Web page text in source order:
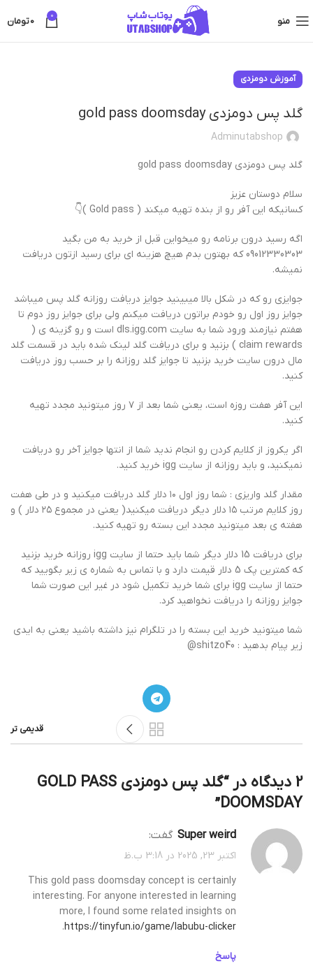
منو 0
0تومان
آموزش دومزدی
گلد پس دومزدی gold pass doomsday
Adminutabshop
گلد پس دومزدی gold pass doomsday
سلام دوستان عزیز
کسانیکه این آفر رو از بنده تهیه میکند ( Gold pass )👇
اگه رسید درون برنامه رو میخواین قبل از خرید به من بگید
09012330303 که بهتون بدم هیچ هزینه ای برای رسید ازتون دریافت
نمیشه.
جوایزی رو که در شکل بالا میبینید جوایز دریافت روزانه گلد پس میباشد
جوایز روز اول رو خودم براتون دریافت میکنم ولی برای جوایز روز دوم تا
هفتم نیازمند ورود شما به سایت dls.igg.com است و رو گزینه ی (
claim rewards ) بزنید و برای دریافت گلد لینک شده باید در قسمت گلد
مال درون سایت خرید بزنید تا جوایز گلد روزانه را بر حسب روز دریافت
کنید.
این آفر هفت روزه است، یعنی شما بعد از ۷ روز میتونید مجدد تهیه
کنید.
اگر یکروز از کلایم کردن رو انجام ندید شما از انتها جوایز آخر رو دریافت
نمیکنید، و باید روزانه از سایت igg خرید کنید.
مقدار گلد واریزی : شما روز اول ۱۰ دلار گلد دریافت میکنید و در طی هفت
روز کلایم مرتب ۱۵ دلار دیگر دریافت میکنید( یعنی در مجموع ۲۵ دلار ) و
هفته ی بعد میتونید مجدد این بسته رو تهیه کنید.
برای دریافت 15 دلار دیگر شما باید حتما از سایت igg روزانه خرید بزنید
که کمترین پک 5 دلار قیمت دارد و با تماس به شماره ی زیر بگویید که
حتما از سایت igg برای شما خرید تکمیل شود در غیر این صورت شما
جوایز روزانه را دریافت نخواهید کرد.
شما میتونید خرید این بسته را در تلگرام نیز داشته باشید یعنی به ایدی
زیر پیام بدهید : shitzo40@
قدیمی تر
2 دیدگاه در “
گلد پس دومزدی GOLD PASS
DOOMSDAY
”
super weird گفت:
اکتبر 23, 2025 در 3:18 ب.ظ
This gold pass doomsday concept is certainly
interesting. For anyone interested in learning
more, I found some related insights on
https://tinyfun.io/game/labubu-clicker
.
پاسخ